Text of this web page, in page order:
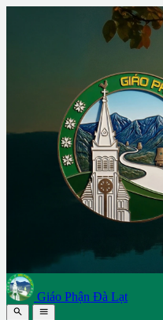
Giáo Phận Đà Lạt
 